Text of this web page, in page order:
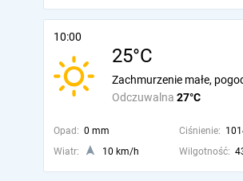
10:00
25°C
Odczuwalna 27°C
Zachmurzenie małe,
Opad: 0 mm Ciśnienie:
Wiatr:
10 km/h Wilgotność: